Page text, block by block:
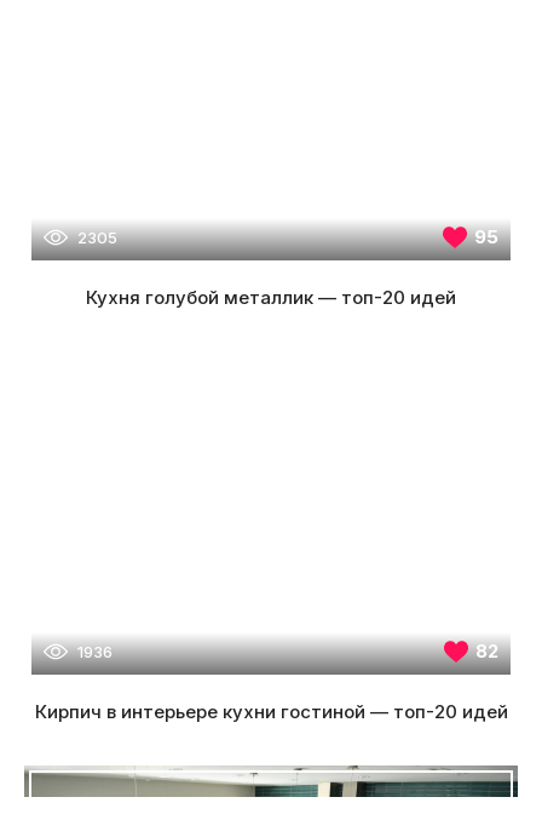
2305 95
Кухня голубой металлик — топ-20 идей
1936 82
Кирпич в интерьере кухни гостиной — топ-20 идей